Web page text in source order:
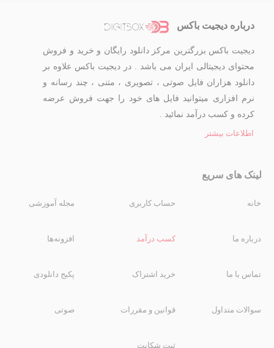
درباره دیجیت باکس
دیجیت باکس بزرگترین مرکز دانلود رایگان و خرید و فروش
محتوای دیجیتالی ایران می باشد . در دیجیت باکس علاوه بر
دانلود هزاران فایل صوتی ، تصویری ، متنی ، چند رسانه و
نرم افزاری میتوانید فایل های خود را جهت فروش عرضه
کرده و کسب درآمد نمائید .
اطلاعات بیشتر
لینک های سریع
خانه
درباره ما
تماس با ما
سوالات متداول
حساب کاربری
کسب درآمد
خرید اشتراک
قوانین و مقررات
ثبت شکایت
مجله آموزشی
افزونه‌ها
پکیج دانلودی
صوتی